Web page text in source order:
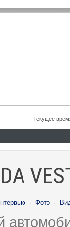
Текущее
· Фото ·